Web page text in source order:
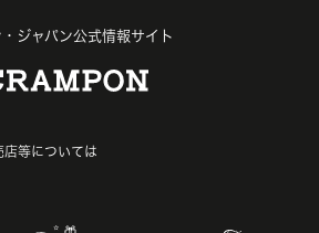
ジャパン公式情報サイト
店等については